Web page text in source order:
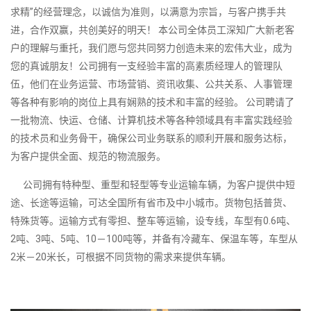
求精”的经营理念，以诚信为准则，以满意为宗旨，与客户携手共
进，合作双赢，共创美好的明天！ 本公司全体员工深知广大新老客
户的理解与重托，我们愿与您共同努力创造未来的宏伟大业，成为
您的真诚朋友！公司拥有一支经验丰富的高素质经理人的管理队
伍，他们在业务运营、市场营销、资讯收集、公共关系、人事管理
等各种有影响的岗位上具有娴熟的技术和丰富的经验。 公司聘请了
一批物流、快运、仓储、计算机技术等各种领域具有丰富实践经验
的技术员和业务骨干，确保公司业务联系的顺利开展和服务达标，
为客户提供全面、规范的物流服务。
公司拥有特种型、重型和轻型等专业运输车辆，为客户提供中短
途、长途等运输，可达全国所有省市及中小城市。货物包括普货、
特殊货等。运输方式有零担、整车等运输，设专线，车型有0.6吨、
2吨、3吨、5吨、10－100吨等，并备有冷藏车、保温车等，车型从
2米－20米长，可根据不同货物的需求来提供车辆。